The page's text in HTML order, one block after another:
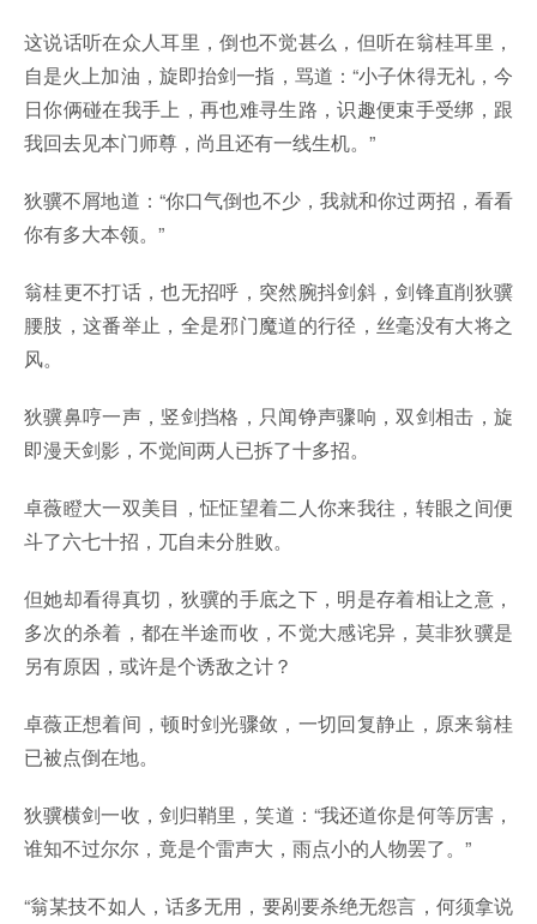
这说话听在众人耳里，倒也不觉甚么，但听在翁桂耳里，
自是火上加油，旋即抬剑一指，骂道：“小子休得无礼，今
日你俩碰在我手上，再也难寻生路，识趣便束手受绑，跟
我回去见本门师尊，尚且还有一线生机。”
狄骥不屑地道：“你口气倒也不少，我就和你过两招，看看
你有多大本领。”
翁桂更不打话，也无招呼，突然腕抖剑斜，剑锋直削狄骥
腰肢，这番举止，全是邪门魔道的行径，丝毫没有大将之
风。
狄骥鼻哼一声，竖剑挡格，只闻铮声骤响，双剑相击，旋
即漫天剑影，不觉间两人已拆了十多招。
卓薇瞪大一双美目，怔怔望着二人你来我往，转眼之间便
斗了六七十招，兀自未分胜败。
但她却看得真切，狄骥的手底之下，明是存着相让之意，
多次的杀着，都在半途而收，不觉大感诧异，莫非狄骥是
另有原因，或许是个诱敌之计？
卓薇正想着间，顿时剑光骤敛，一切回复静止，原来翁桂
已被点倒在地。
狄骥横剑一收，剑归鞘里，笑道：“我还道你是何等厉害，
谁知不过尔尔，竟是个雷声大，雨点小的人物罢了。”
“翁某技不如人，话多无用，要剐要杀绝无怨言，何须拿说